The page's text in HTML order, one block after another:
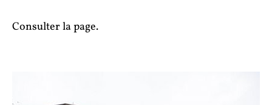
Consulter la page.